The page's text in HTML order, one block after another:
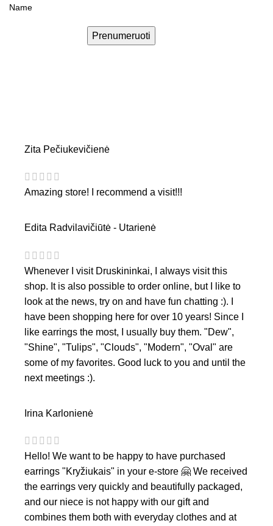
Prenumeruoti
Zita Pečiukevičienė
Amazing store! I recommend a visit!!!
Edita Radvilavičiūtė - Utarienė
Whenever I visit Druskininkai, I always visit this
shop. It is also possible to order online, but I like to
look at the news, try on and have fun chatting :). I
have been shopping here for over 10 years! Since I
like earrings the most, I usually buy them. "Dew",
"Shine", "Tulips", "Clouds", "Modern", "Oval" are
some of my favorites. Good luck to you and until the
next meetings :).
Irina Karlonienė
Hello! We want to be happy to have purchased
earrings "Kryžiukais" in your e-store 🤗 We received
the earrings very quickly and beautifully packaged,
and our niece is not happy with our gift and
combines them both with everyday clothes and at